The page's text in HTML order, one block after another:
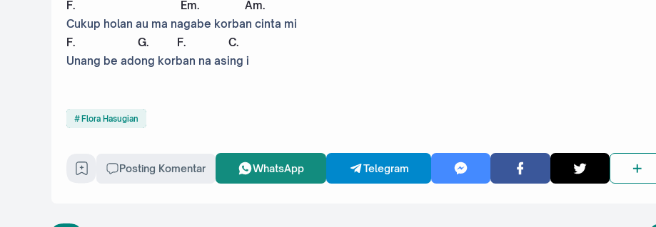
F. Em. Am.
Cukup holan au ma nagabe korban cinta mi
F. G. F. C.
Unang be adong korban na asing i
Flora Hasugian
Posting Komentar WhatsApp Telegram